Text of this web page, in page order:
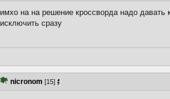
имхо на на решение кроссворда надо давать
исключить сразу
nicronom [15]